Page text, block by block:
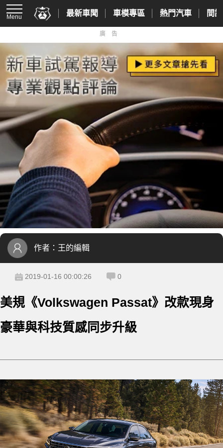
Menu 最新車聞 車模專區 熱門汽車 間
廣告
作者： 王的編輯
2019-01-16 00:00:26 0
美規《Volkswagen Passat》改款現身
豪華與科技質感同步升級